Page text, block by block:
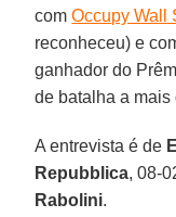
comOccupy Wall
reconheceu) e
ganhador do
de batalha a mais
A entrevista é de
Repubblica, 08-
Rabolini.